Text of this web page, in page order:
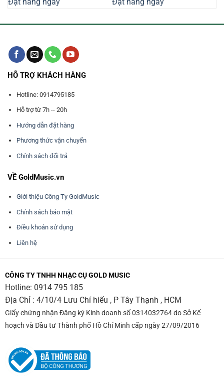
19.920.000₫.
HỖ TRỢ KHÁCH HÀNG
Hotline: 0914795185
Hỗ trợ từ 7h -- 20h
Hướng dẫn đặt hàng
Phương thức vận chuyển
Chính sách đổi trả
VỀ GoldMusic.vn
Giới thiệu Công Ty GoldMusic
Chính sách bảo mật
Điều khoản sử dụng
Liên hệ
CÔNG TY TNHH NHẠC CỤ GOLD MUSIC
Hotline: 0914 795 185
Địa Chỉ : 4/10/4 Lưu Chí hiếu , P Tây Thạnh , HCM
Giấy chứng nhận Đăng ký Kinh doanh số 0314032764 do Sở Kế
hoạch và Đầu tư Thành phố Hồ Chí Minh cấp ngày 27/09/2016